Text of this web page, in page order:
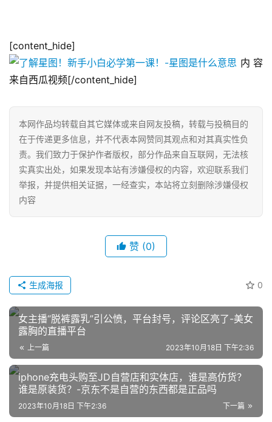
网
店
运
营
跨
境
电
[content_hide]
内容
来自西瓜视频[/content_hide]
本网作品均转载自其它媒体或来自网友投稿，转载与投稿目的
在于传递更多信息，并不代表本网赞同其观点和对其真实性负
责。我们致力于保护作者版权，部分作品来自互联网，无法核
实真实出处，如果发现本站有涉嫌侵权的内容，欢迎联系我们
举报，并提供相关证据，一经查实，本站将立刻删除涉嫌侵权
内容
赞 (0)
0
生成海报
女主播“脱裤露乳”引公愤，平台封号，评论区亮了-美女
露胸的直播平台
上一篇 2023年10月18日 下午2:36
iphone充电头购至JD自营店和实体店，谁是高仿货？
谁是原装货？-京东不是自营的东西都是正品吗
下一篇
2023年10月18日 下午2:36